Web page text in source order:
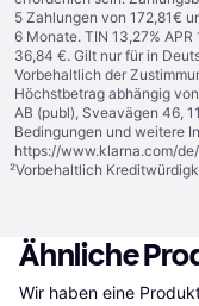
5 Zahlungen von 172,81€
6 Monate. TIN 13,27%
36,84 €. Gilt nur für in
Vorbehaltlich der
Höchstbetrag abhängig
AB (publ), Sveavägen 46,
Bedingungen und weitere
https://www.klarna.com/
²Vorbehaltlich
Ähnliche
Wir haben eine